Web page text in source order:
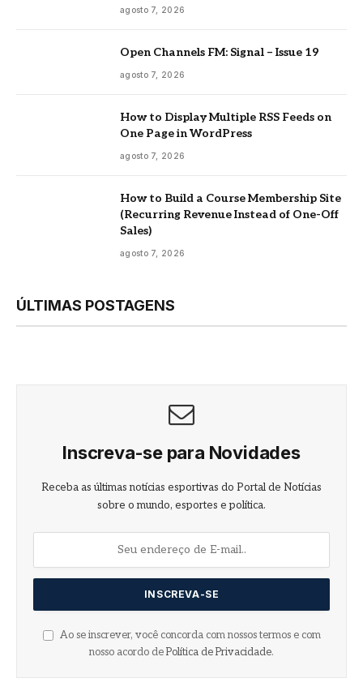
agosto 7, 2026
Open Channels FM: Signal – Issue 19
agosto 7, 2026
How to Display Multiple RSS Feeds on
One Page in WordPress
agosto 7, 2026
How to Build a Course Membership Site
(Recurring Revenue Instead of One-Off
Sales)
agosto 7, 2026
ÚLTIMAS POSTAGENS
Inscreva-se para Novidades
Receba as últimas notícias esportivas do Portal de Notícias
sobre o mundo, esportes e política.
Ao se inscrever, você concorda com nossos termos e com
nosso acordo de Política de Privacidade.